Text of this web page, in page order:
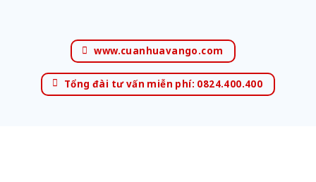
www.cuanhuavango.com
Tổng đài tư vấn miễn phí: 0824.400.400